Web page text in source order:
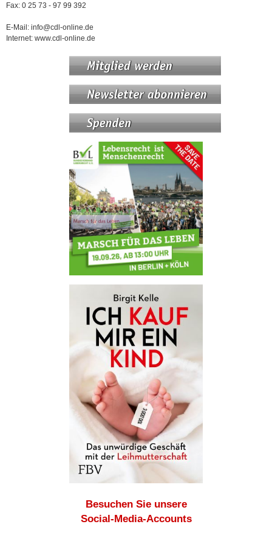
Fax: 0 25 73 - 97 99 392
E-Mail: info@cdl-online.de
Internet: www.cdl-online.de
Besuchen Sie unsere
Social-Media-Accounts